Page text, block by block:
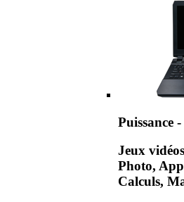
Puissance
Jeux
Photo,
Calculs,